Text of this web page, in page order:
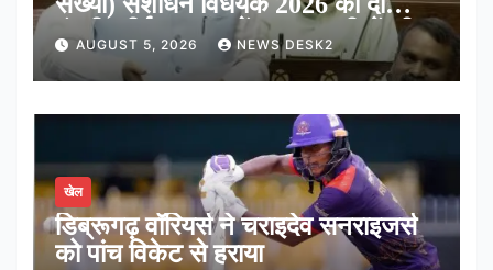
मंजूरी, शीर्ष अदालत में अब न्यायधीशों की
संख्या होगी 38
AUGUST 5, 2026 NEWS DESK2
खेल
डिब्रूगढ़ वॉरियर्स ने चराइदेव सनराइजर्स
को पांच विकेट से हराया